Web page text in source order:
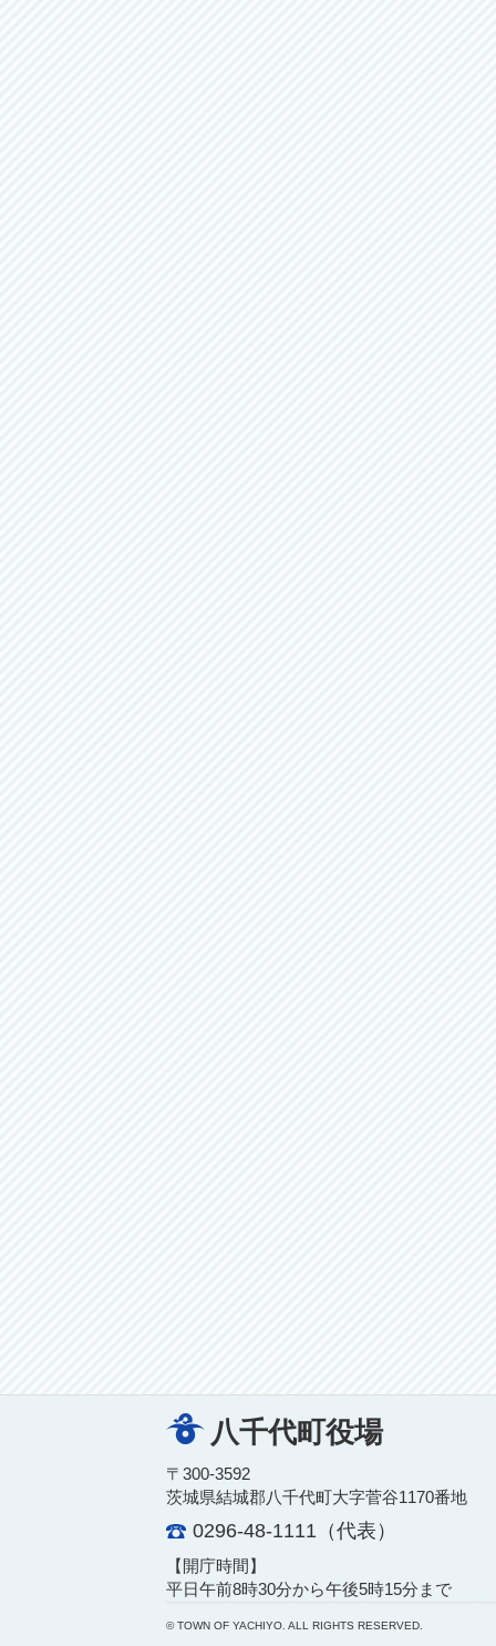
八千代町役場
〒300-3592
茨城県結城郡八千代町大字菅谷1170番地
0296-48-1111（代表）
【開庁時間】
平日午前8時30分から午後5時15分まで
© TOWN OF YACHIYO. ALL RIGHTS RESERVED.